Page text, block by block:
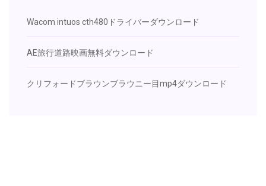
Wacom intuos cth480ドライバーダウンロード
AE旅行道路映画無料ダウンロード
クリフォードブラウンブラウニー目mp4ダウンロード